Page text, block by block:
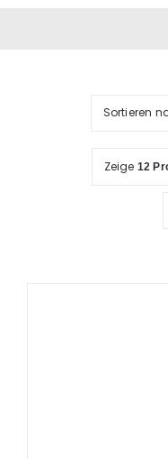
Sortieren
Zeige 12